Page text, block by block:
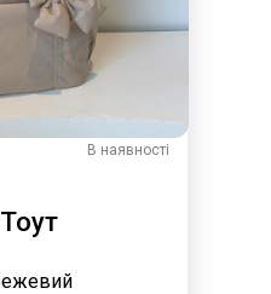
В наявності